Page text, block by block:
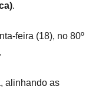
.
feira (18), no 80º
alinhando as